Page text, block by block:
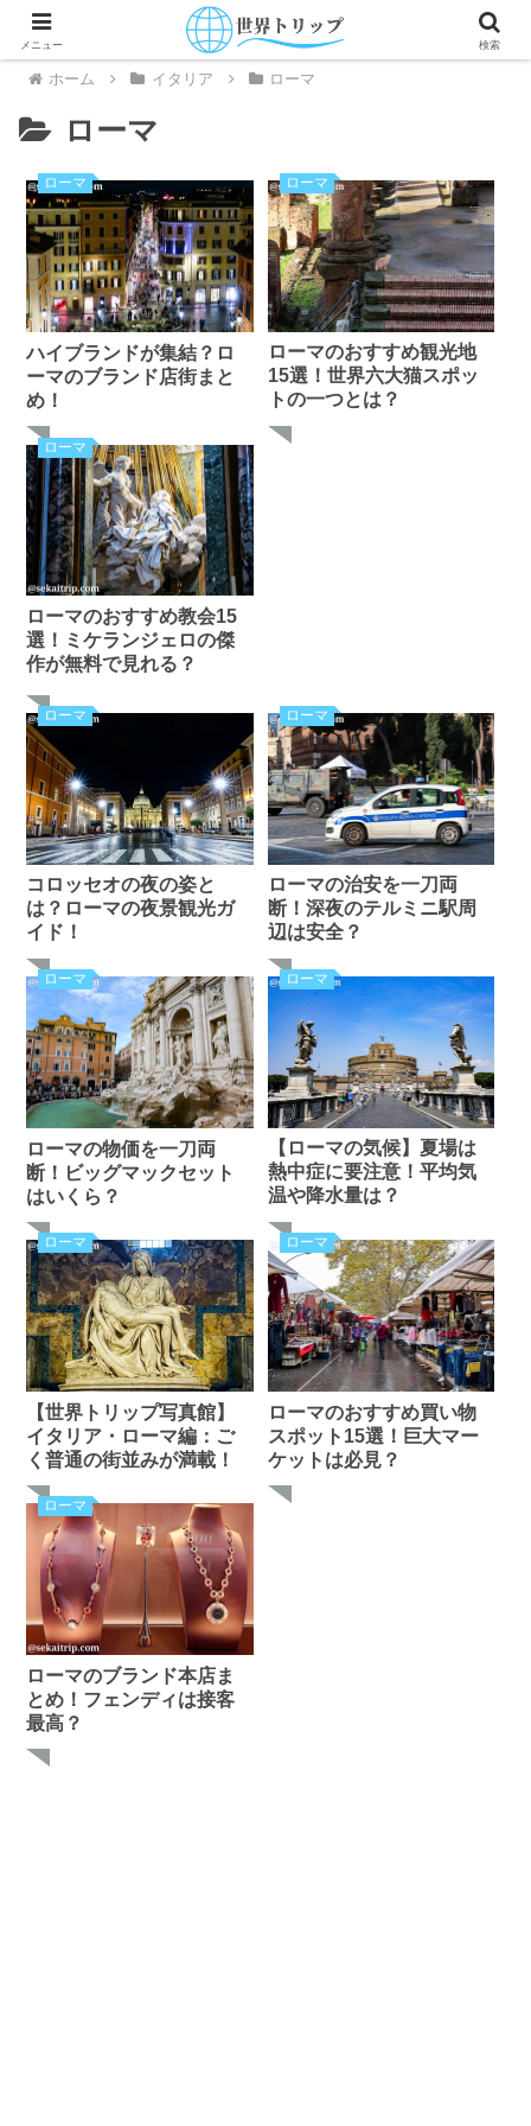
ホーム イタリア ローマ
ローマ
ローマ
ハイブランドが集結？ロ
ーマのブランド店街まと
め！
ローマ
ローマのおすすめ観光地
15選！世界六大猫スポッ
トの一つとは？
ローマ
ローマのおすすめ教会15
選！ミケランジェロの傑
作が無料で見れる？
ローマ
コロッセオの夜の姿と
は？ローマの夜景観光ガ
イド！
ローマ
ローマの治安を一刀両
断！深夜のテルミニ駅周
辺は安全？
ローマ
ローマの物価を一刀両
断！ビッグマックセット
はいくら？
ローマ
【ローマの気候】夏場は
熱中症に要注意！平均気
温や降水量は？
ローマ
【世界トリップ写真館】
イタリア・ローマ編：ご
く普通の街並みが満載！
ローマ
ローマのおすすめ買い物
スポット15選！巨大マー
ケットは必見？
ローマ
ローマのブランド本店ま
とめ！フェンディは接客
最高？
メニュー 検索